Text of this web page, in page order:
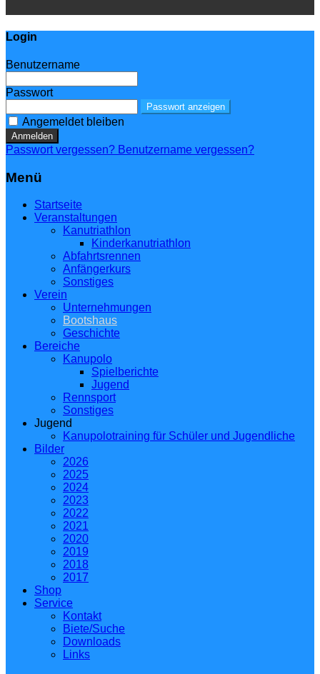
Login
Benutzername
Passwort
Passwort anzeigen
Angemeldet bleiben
Anmelden
Passwort vergessen? Benutzername vergessen?
Menü
Startseite
Veranstaltungen
Kanutriathlon
Kinderkanutriathlon
Abfahrtsrennen
Anfängerkurs
Sonstiges
Verein
Unternehmungen
Bootshaus
Geschichte
Bereiche
Kanupolo
Spielberichte
Jugend
Rennsport
Sonstiges
Jugend
Kanupolotraining für Schüler und Jugendliche
Bilder
2026
2025
2024
2023
2022
2021
2020
2019
2018
2017
Shop
Service
Kontakt
Biete/Suche
Downloads
Links